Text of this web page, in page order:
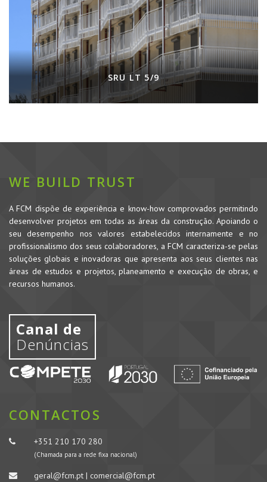
SRU LT 5/9
WE BUILD TRUST
A FCM dispõe de experiência e know-how comprovados permitindo
desenvolver projetos em todas as áreas da construção. Apoiando o
seu desempenho nos valores estabelecidos internamente e no
profissionalismo dos seus colaboradores, a FCM caracteriza-se pelas
soluções globais e inovadoras que apresenta aos seus clientes nas
áreas de estudos e projetos, planeamento e execução de obras, e
recursos humanos.
Canal de
Denúncias
CONTACTOS
+351 210 170 280
(Chamada para a rede fixa nacional)
geral@fcm.pt | comercial@fcm.pt